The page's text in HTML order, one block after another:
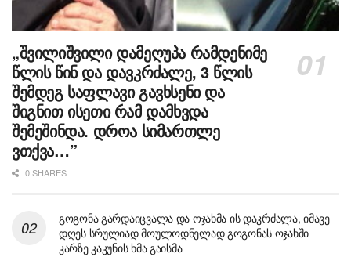
„შვილიშვილი დამეღუპა რამდენიმე
წლის წინ და დავკრძალე, 3 წლის
შემდეგ საფლავი გავხსენი და
შიგნით ისეთი რამ დამხვდა
შემეშინდა. დროა სიმართლე
ვთქვა…”
0 SHARES
გოგონა გარდაიცვალა და ოჯახმა ის დაკრძალა, იმავე
დღეს სრულიად მოულოდნელად გოგონას ოჯახში
კარზე კაკუნის ხმა გაისმა